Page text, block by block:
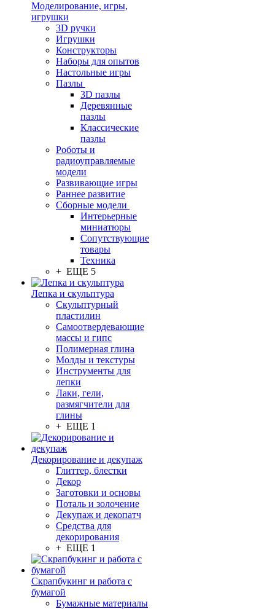
Моделирование, игры,
игрушки
3D ручки
Игрушки
Конструкторы
Наборы для опытов
Настольные игры
Пазлы
3D пазлы
Деревянные
пазлы
Классические
пазлы
Роботы и
радиоуправляемые
модели
Развивающие игры
Раннее развитие
Сборные модели
Интерьерные
миниатюры
Сопутствующие
товары
Техника
+ ЕЩЕ 5
Лепка и скульптура
Скульптурный
пластилин
Самоотвердевающие
массы и гипс
Полимерная глина
Молды и текстуры
Инструменты для
лепки
Лаки, гели,
размягчители для
глины
+ ЕЩЕ 1
Декорирование и декупаж
Глиттер, блестки
Декор
Заготовки и основы
Поталь и золочение
Декупаж и декопатч
Средства для
декорирования
+ ЕЩЕ 1
Скрапбукинг и работа с
бумагой
Бумажные материалы